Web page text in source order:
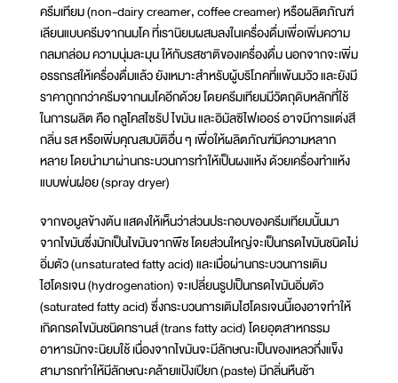
ครีมเทียม (non-dairy creamer, coffee creamer) หรือผลิตภัณฑ์
เลียนแบบครีมจากนมโค ที่เรานิยมผสมลงในเครื่องดื่มเพื่อเพิ่มความ
กลมกล่อม ความนุ่มละมุน ให้กับรสชาติของเครื่องดื่ม นอกจากจะเพิ่ม
อรรถรสให้เครื่องดื่มแล้ว ยังเหมาะสำหรับผู้บริโภคที่แพ้นมวัว และยังมี
ราคาถูกกว่าครีมจากนมโคอีกด้วย โดยครีมเทียมมีวัตถุดิบหลักที่ใช้
ในการผลิต คือ กลูโคสไซรัป ไขมัน และอิมัลซิไฟเออร์ อาจมีการแต่งสี
กลิ่น รส หรือเพิ่มคุณสมบัติอื่น ๆ เพื่อให้ผลิตภัณฑ์มีความหลาก
หลาย โดยนำมาผ่านกระบวนการทำให้เป็นผงแห้ง ด้วยเครื่องทำแห้ง
แบบพ่นฝอย (spray dryer)
จากขอมูลข้างต้น แสดงให้เห็นว่าส่วนประกอบของครีมเทียมนั้นมา
จากไขมันซึ่งมักเป็นไขมันจากพืช โดยส่วนใหญ่จะเป็นกรดไขมันชนิดไม่
อิ่มตัว (unsaturated fatty acid) และเมื่อผ่านกระบวนการเติม
ไฮโดรเจน (hydrogenation) จะเปลี่ยนรูปเป็นกรดไขมันอิ่มตัว
(saturated fatty acid) ซึ่งกระบวนการเติมไฮโดรเจนนี้เองอาจทำให้
เกิดกรดไขมันชนิดทรานส์ (trans fatty acid) โดยอุตสาหกรรม
อาหารมักจะนิยมใช้ เนื่องจากไขมันจะมีลักษณะเป็นของเหลวกึ่งแข็ง
สามารถทำให้มีลักษณะคล้ายแป้งเปียก (paste) มีกลิ่นหืนช้า